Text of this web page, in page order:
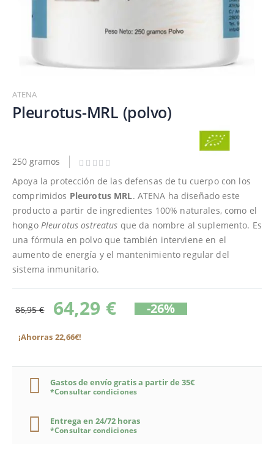
al
comienzo
de
de
ATENA
Pleurotus-MRL (polvo)
250 gramos
Apoya la protección de las defensas de tu cuerpo con los
comprimidos Pleurotus MRL. ATENA ha diseñado este
producto a partir de ingredientes 100% naturales, como el
hongo Pleurotus ostreatus que da nombre al suplemento. Es
una fórmula en polvo que también interviene en el
aumento de energía y el mantenimiento regular del
sistema inmunitario.
86,95 € 64,29 € -26%
¡Ahorras 22,66€!
Gastos de envío gratis a partir de 35€
*Consultar condiciones
Entrega en 24/72 horas
*Consultar condiciones